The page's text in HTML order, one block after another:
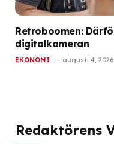
Retroboomen:
digitalkameran
EKONOMI augusti 4, 2026
Redaktörens